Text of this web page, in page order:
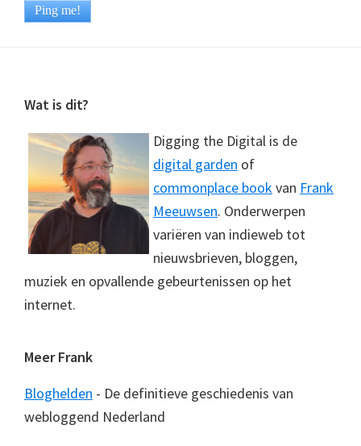
Footer
Wat is dit?
Digging the Digital is de
digital garden of
commonplace bookvan Frank
Meeuwsen. Onderwerpen
variëren van indieweb tot
nieuwsbrieven, bloggen,
muziek en opvallende gebeurtenissen op het
internet.
Meer Frank
Bloghelden - De definitieve geschiedenis van
webloggend Nederland